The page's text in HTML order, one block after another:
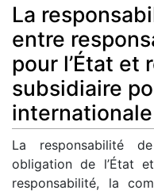
La
entre
pour l’État et
subsidiaire
internationale
La responsabilité
obligation de l’État
responsabilité, la